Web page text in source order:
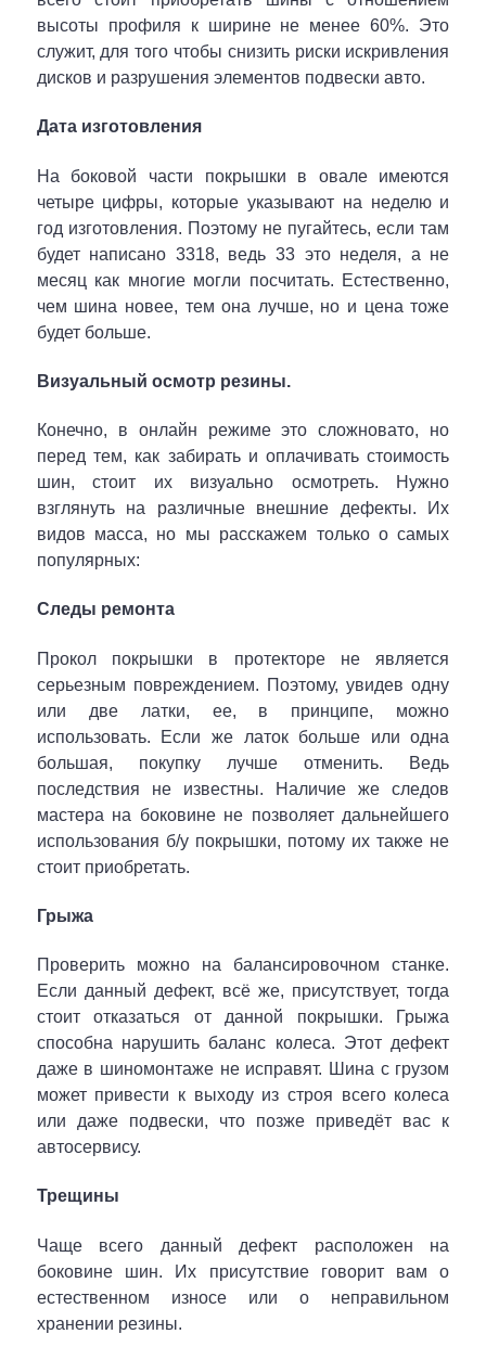
высоты профиля к ширине не менее 60%. Это
служит, для того чтобы снизить риски искривления
дисков и разрушения элементов подвески авто.
Дата изготовления
На боковой части покрышки в овале имеются
четыре цифры, которые указывают на неделю и
год изготовления. Поэтому не пугайтесь, если там
будет написано 3318, ведь 33 это неделя, а не
месяц как многие могли посчитать. Естественно,
чем шина новее, тем она лучше, но и цена тоже
будет больше.
Визуальный осмотр резины.
Конечно, в онлайн режиме это сложновато, но
перед тем, как забирать и оплачивать стоимость
шин, стоит их визуально осмотреть. Нужно
взглянуть на различные внешние дефекты. Их
видов масса, но мы расскажем только о самых
популярных:
Следы ремонта
Прокол покрышки в протекторе не является
серьезным повреждением. Поэтому, увидев одну
или две латки, ее, в принципе, можно
использовать. Если же латок больше или одна
большая, покупку лучше отменить. Ведь
последствия не известны. Наличие же следов
мастера на боковине не позволяет дальнейшего
использования б/у покрышки, потому их также не
стоит приобретать.
Грыжа
Проверить можно на балансировочном станке.
Если данный дефект, всё же, присутствует, тогда
стоит отказаться от данной покрышки. Грыжа
способна нарушить баланс колеса. Этот дефект
даже в шиномонтаже не исправят. Шина с грузом
может привести к выходу из строя всего колеса
или даже подвески, что позже приведёт вас к
автосервису.
Трещины
Чаще всего данный дефект расположен на
боковине шин. Их присутствие говорит вам о
естественном износе или о неправильном
хранении резины.